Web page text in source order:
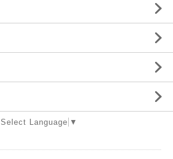
Select Language ▼